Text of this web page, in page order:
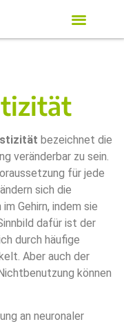
bezeichnet die
veränderbar zu sein.
für jede
sich die
Gehirn, indem sie
dafür ist der
durch häufige
Aber auch der
können
an neuronaler